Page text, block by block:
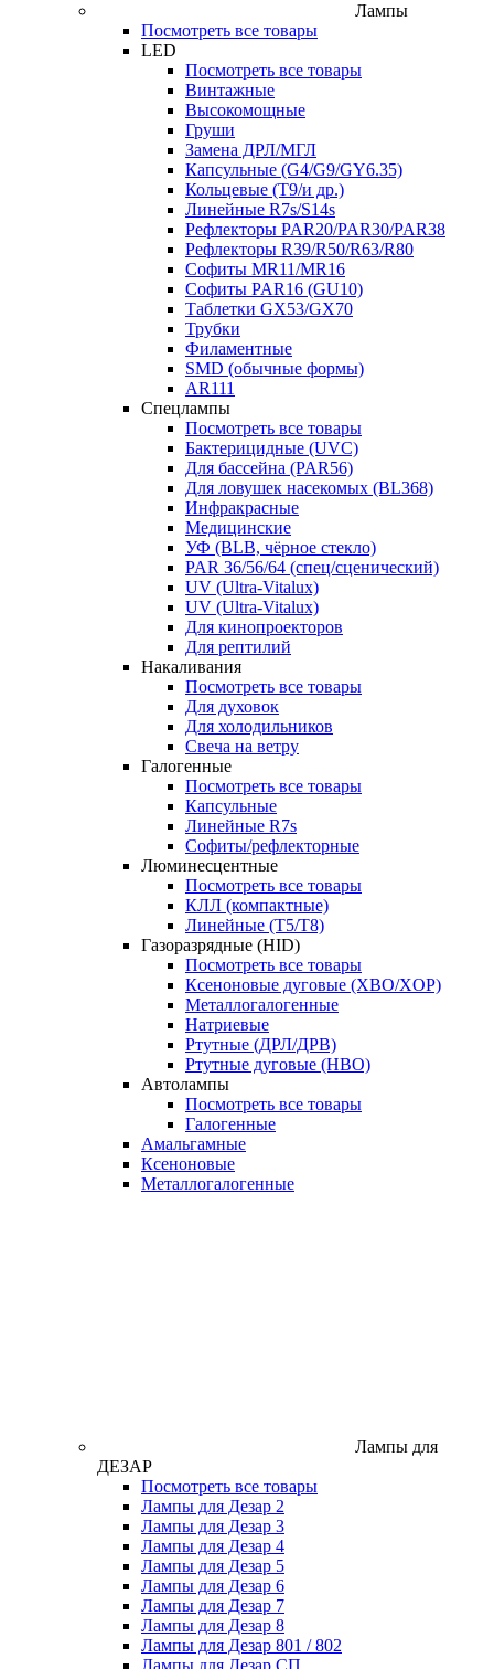
Лампы
Посмотреть все товары
LED
Посмотреть все товары
Винтажные
Высокомощные
Груши
Замена ДРЛ/МГЛ
Капсульные (G4/G9/GY6.35)
Кольцевые (T9/и др.)
Линейные R7s/S14s
Рефлекторы PAR20/PAR30/PAR38
Рефлекторы R39/R50/R63/R80
Софиты MR11/MR16
Софиты PAR16 (GU10)
Таблетки GX53/GX70
Трубки
Филаментные
SMD (обычные формы)
AR111
Спецлампы
Посмотреть все товары
Бактерицидные (UVC)
Для бассейна (PAR56)
Для ловушек насекомых (BL368)
Инфракрасные
Медицинские
УФ (BLB, чёрное стекло)
PAR 36/56/64 (спец/сценический)
UV (Ultra‑Vitalux)
UV (Ultra-Vitalux)
Для кинопроекторов
Для рептилий
Накаливания
Посмотреть все товары
Для духовок
Для холодильников
Свеча на ветру
Галогенные
Посмотреть все товары
Капсульные
Линейные R7s
Софиты/рефлекторные
Люминесцентные
Посмотреть все товары
КЛЛ (компактные)
Линейные (T5/T8)
Газоразрядные (HID)
Посмотреть все товары
Ксеноновые дуговые (XBO/XOP)
Металлогалогенные
Натриевые
Ртутные (ДРЛ/ДРВ)
Ртутные дуговые (HBO)
Автолампы
Посмотреть все товары
Галогенные
Амальгамные
Ксеноновые
Металлогалогенные
Лампы для
ДЕЗАР
Посмотреть все товары
Лампы для Дезар 2
Лампы для Дезар 3
Лампы для Дезар 4
Лампы для Дезар 5
Лампы для Дезар 6
Лампы для Дезар 7
Лампы для Дезар 8
Лампы для Дезар 801 / 802
Лампы для Дезар СП